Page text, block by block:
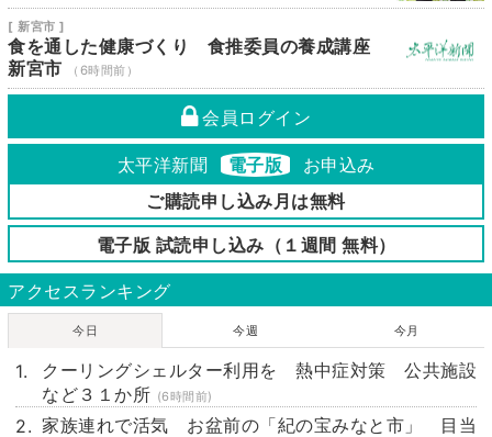
[ 新宮市 ]
食を通した健康づくり 食推委員の養成講座
新宮市
（6時間前）
会員ログイン
太平洋新聞 電子版
お申込み
ご購読申し込み月は無料
電子版 試読申し込み（１週間 無料）
アクセスランキング
今日 今週 今月
クーリングシェルター利用を 熱中症対策 公共施設
など３１か所 (6時間前)
家族連れで活気 お盆前の「紀の宝みなと市」 目当